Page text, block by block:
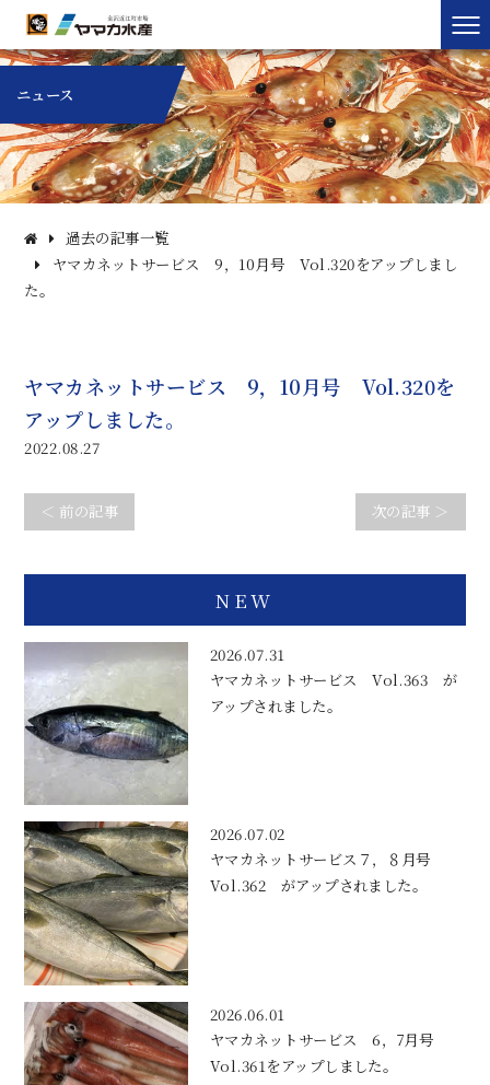
ニュース
過去の記事一覧
ヤマカネットサービス 9，10月号 Vol.320をアップしまし
た。
ヤマカネットサービス 9，10月号 Vol.320を
アップしました。
2022.08.27
＜ 前の記事 次の記事 ＞
NEW
2026.07.31
ヤマカネットサービス Vol.363 が
アップされました。
2026.07.02
ヤマカネットサービス７，８月号
Vol.362 がアップされました。
2026.06.01
ヤマカネットサービス 6，7月号
Vol.361をアップしました。